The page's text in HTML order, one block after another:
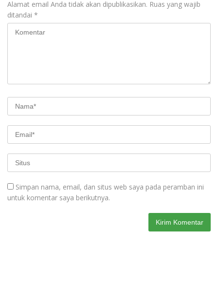
Alamat email Anda tidak akan dipublikasikan. Ruas yang wajib
ditandai *
Simpan nama, email, dan situs web saya pada peramban ini
untuk komentar saya berikutnya.